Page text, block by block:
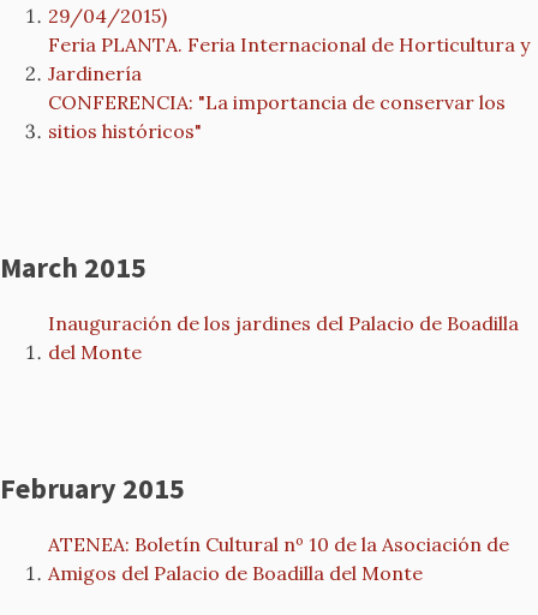
29/04/2015)
Feria PLANTA. Feria Internacional de Horticultura y
Jardinería
CONFERENCIA: "La importancia de conservar los
sitios históricos"
March 2015
Inauguración de los jardines del Palacio de Boadilla
del Monte
February 2015
ATENEA: Boletín Cultural nº 10 de la Asociación de
Amigos del Palacio de Boadilla del Monte